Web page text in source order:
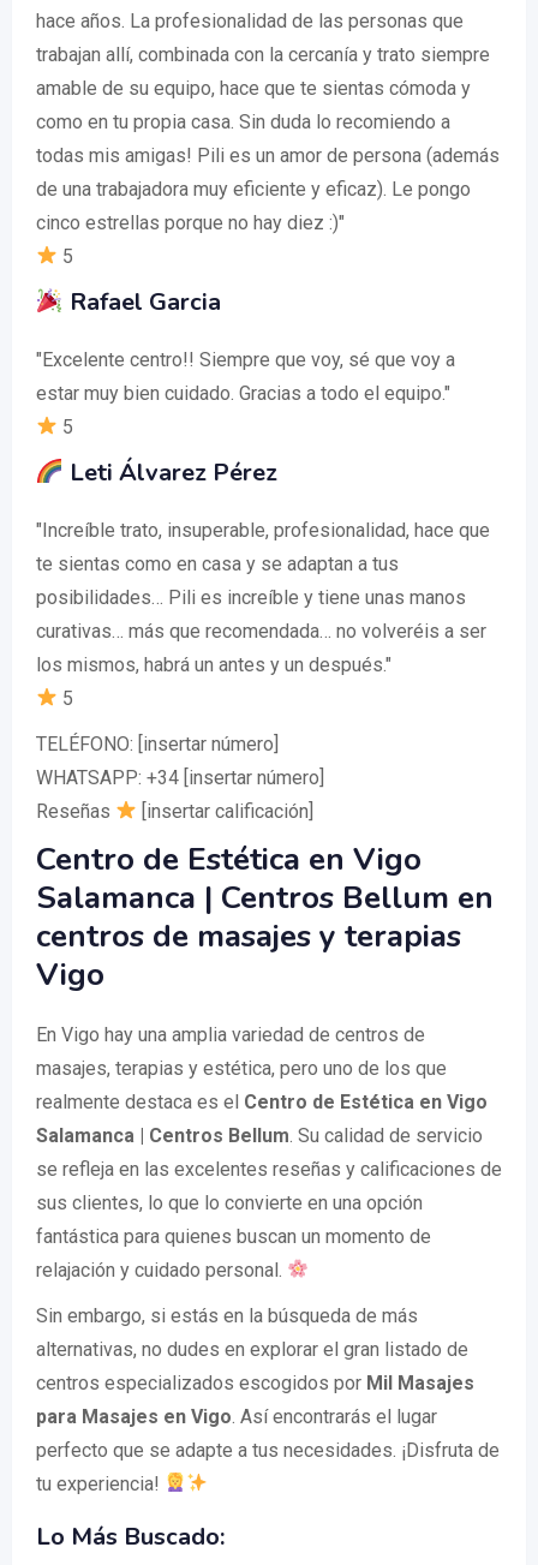
hace años. La profesionalidad de las personas que
trabajan allí, combinada con la cercanía y trato siempre
amable de su equipo, hace que te sientas cómoda y
como en tu propia casa. Sin duda lo recomiendo a
todas mis amigas! Pili es un amor de persona (además
de una trabajadora muy eficiente y eficaz). Le pongo
cinco estrellas porque no hay diez :)"
5
Rafael Garcia
"Excelente centro!! Siempre que voy, sé que voy a
estar muy bien cuidado. Gracias a todo el equipo."
5
Leti Álvarez Pérez
"Increíble trato, insuperable, profesionalidad, hace que
te sientas como en casa y se adaptan a tus
posibilidades… Pili es increíble y tiene unas manos
curativas… más que recomendada… no volveréis a ser
los mismos, habrá un antes y un después."
5
TELÉFONO: [insertar número]
WHATSAPP: +34 [insertar número]
Reseñas
[insertar calificación]
Centro de Estética en Vigo
Salamanca | Centros Bellum en
centros de masajes y terapias
Vigo
En Vigo hay una amplia variedad de centros de
masajes, terapias y estética, pero uno de los que
realmente destaca es el Centro de Estética en Vigo
Salamanca | Centros Bellum. Su calidad de servicio
se refleja en las excelentes reseñas y calificaciones de
sus clientes, lo que lo convierte en una opción
fantástica para quienes buscan un momento de
relajación y cuidado personal.
Sin embargo, si estás en la búsqueda de más
alternativas, no dudes en explorar el gran listado de
centros especializados escogidos por Mil Masajes
para Masajes en Vigo. Así encontrarás el lugar
perfecto que se adapte a tus necesidades. ¡Disfruta de
tu experiencia!
Lo Más Buscado: